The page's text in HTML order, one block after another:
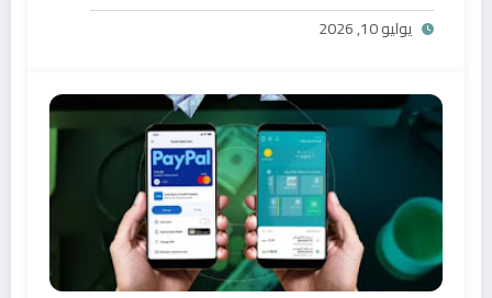
يوليو 10, 2026